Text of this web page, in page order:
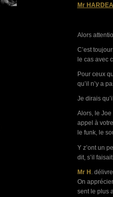
Mr
Alors
C’est
le cas avec
Pour ceux
qu’il n’y a
Je dirais
Alors, le
appel à
le funk, le
Y z’ont un
dit, s’il
Mr H .
On
sent le plus